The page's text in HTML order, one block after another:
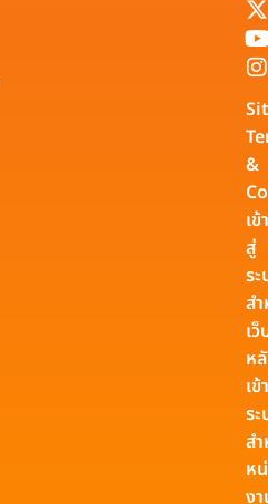
&
เข้า
สู่
ร
ส
เ
ห
เข้
ร
ส
ห
ง